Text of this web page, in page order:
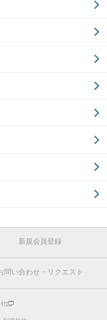
新規会員登録
問い合わせ・リクエスト